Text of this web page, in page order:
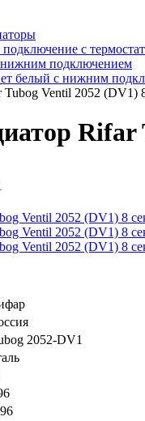
с
нижним подключением
белый с нижним
Tubog Ventil 2052
2052-DV1